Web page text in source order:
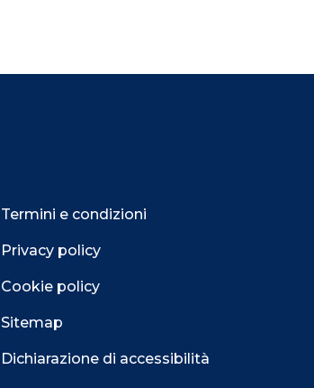
Termini e condizioni
Privacy policy
Cookie policy
Sitemap
Dichiarazione di accessibilità